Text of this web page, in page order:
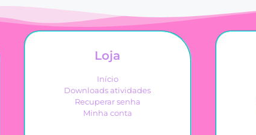
Loja
Início
Downloads atividades
Recuperar senha
Minha conta